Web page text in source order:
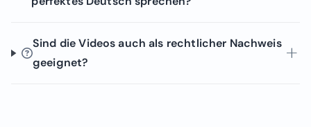
Sind die Videos auch als rechtlicher Nachweis
geeignet?